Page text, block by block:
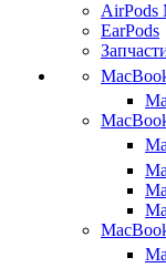
AirPods
EarPods